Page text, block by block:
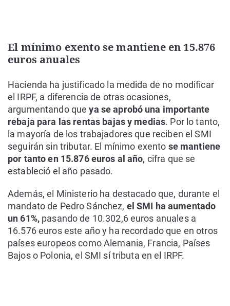
El mínimo exento se mantiene en 15.876
euros anuales
Hacienda ha justificado la medida de no modificar
el IRPF, a diferencia de otras ocasiones,
argumentando queya se aprobó una importante
rebaja para las rentas bajas y medias. Por lo tanto,
la mayoría de los trabajadores que reciben el SMI
seguirán sin tributar. El mínimo exento se mantiene
por tanto en 15.876 euros al año, cifra que se
estableció el año pasado.
Además, el Ministerio ha destacado que, durante el
mandato de Pedro Sánchez, el SMI ha aumentado
un 61%, pasando de 10.302,6 euros anuales a
16.576 euros este año y ha recordado que en otros
países europeos como Alemania, Francia, Países
Bajos o Polonia, el SMI sí tributa en el IRPF.